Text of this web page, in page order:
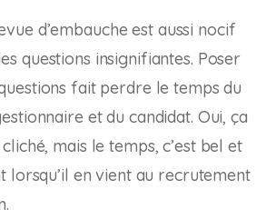
d’embauche est aussi nocif
questions insignifiantes. Poser
fait perdre le temps du
et du candidat. Oui, ça
mais le temps, c’est bel et
lorsqu’il en vient au recrutement